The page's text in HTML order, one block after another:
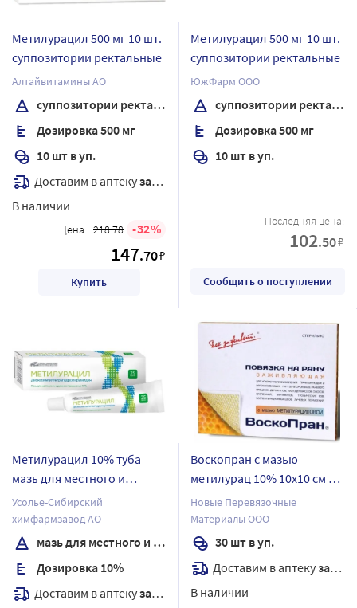
Метилурацил 500 мг 10 шт.
суппозитории ректальные
Алтайвитамины АО
суппозитории ректальные
Дозировка 500 мг
10 шт в уп.
Доставим в аптекузавтра
В наличии
Цена: 218.78 32
147.70₽
Купить
Метилурацил 500 мг 10 шт.
суппозитории ректальные
ЮжФарм ООО
суппозитории ректальные
Дозировка 500 мг
10 шт в уп.
Последняя цена:
102.50₽
Сообщить о поступлении
Метилурацил 10% туба
мазь для местного и
наружного применения 25
гр
Усолье-Сибирский
химфармзавод АО
мазь для местного и наружного применения
Дозировка 10%
Доставим в аптекузавтра
Воскопран с мазью
метилурац 10% 10х10 см 30
шт. повяз
Новые Перевязочные
Материалы ООО
30 шт в уп.
Доставим в аптекузавтра
В наличии